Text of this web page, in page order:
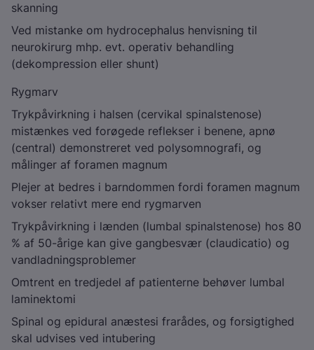
skanning
Ved mistanke om hydrocephalus henvisning til
neurokirurg mhp. evt. operativ behandling
(dekompression eller shunt)
Rygmarv
Trykpåvirkning i halsen (cervikal spinalstenose)
mistænkes ved forøgede reflekser i benene, apnø
(central) demonstreret ved polysomnografi, og
målinger af foramen magnum
Plejer at bedres i barndommen fordi foramen magnum
vokser relativt mere end rygmarven
Trykpåvirkning i lænden (lumbal spinalstenose) hos 80
% af 50-årige kan give gangbesvær (claudicatio) og
vandladningsproblemer
Omtrent en tredjedel af patienterne behøver lumbal
laminektomi
Spinal og epidural anæstesi frarådes, og forsigtighed
skal udvises ved intubering